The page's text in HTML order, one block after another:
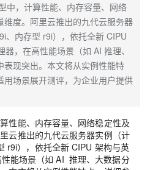
中，计算性能、内存容量、网络
度。阿里云推出的九代云服务器
、内存型 r9i），依托全新 CIPU
，在高性能场景（如 AI 推理、
现突出。本文将从实例性能特
场景展开测评，为企业用户提供
性能、内存容量、网络稳定性及
云推出的九代云服务器实例（计
r9i），依托全新 CIPU 架构与英
能场景（如 AI 推理、大数据分